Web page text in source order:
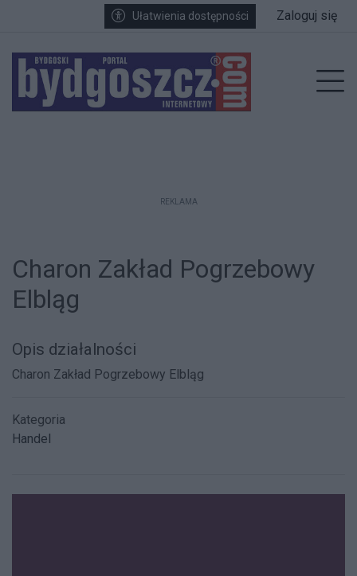
Przejdź do głównych treści
Przejdź do wyszukiwarki
Przejdź do głównego menuUłatwienia dostępności Zaloguj się
REKLAMA
Charon Zakład Pogrzebowy
Elbląg
Opis działalności
Charon Zakład Pogrzebowy Elbląg
Kategoria
Handel